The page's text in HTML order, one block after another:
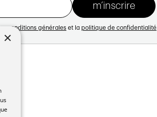
conditions générales et la politique de confidentialité
×